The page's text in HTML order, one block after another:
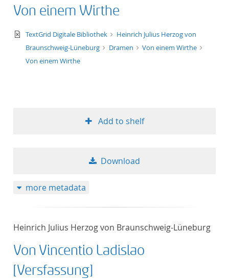
Von einem Wirthe
text/xml
TextGrid Digitale Bibliothek
Heinrich Julius Herzog von
Braunschweig-Lüneburg
Dramen
Von einem Wirthe
Von einem Wirthe
Add to shelf
Download
more metadata
Heinrich Julius Herzog von Braunschweig-Lüneburg
Von Vincentio Ladislao
[Versfassung]